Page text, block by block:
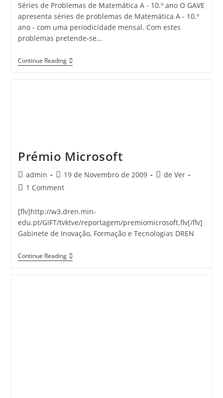
Séries de Problemas de Matemática A - 10.º ano O GAVE
apresenta séries de problemas de Matemática A - 10.º
ano - com uma periodicidade mensal. Com estes
problemas pretende-se…
Continue ReadingGAVE:
Séries
Prémio Microsoft
Post
author:
admin
Post
published:
19 de Novembro de 2009
Postde Ver
Post1 Comment
[flv]http://w3.dren.min-
edu.pt/GIFT/tvktve/reportagem/premiomicrosoft.flv[/flv]
Gabinete de Inovação, Formação e Tecnologias DREN
Continue ReadingPrémio
Microsoft